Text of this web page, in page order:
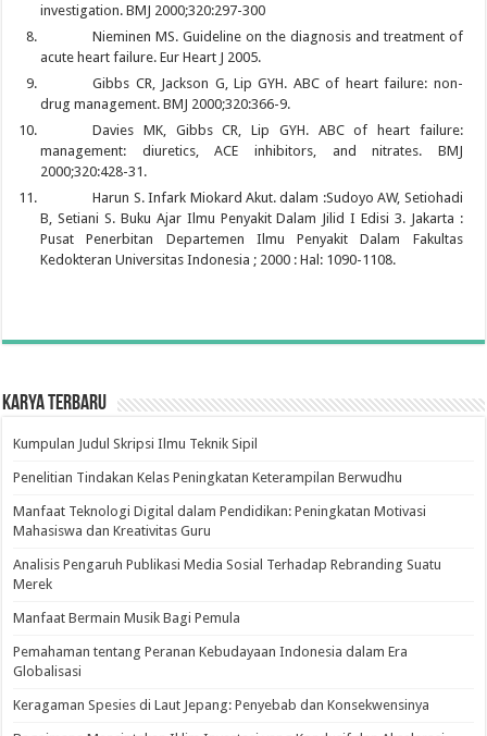
investigation. BMJ 2000;320:297-300
Nieminen MS. Guideline on the diagnosis and treatment of
acute heart failure. Eur Heart J 2005.
Gibbs CR, Jackson G, Lip GYH. ABC of heart failure: non-
drug management. BMJ 2000;320:366-9.
Davies MK, Gibbs CR, Lip GYH. ABC of heart failure:
management: diuretics, ACE inhibitors, and nitrates. BMJ
2000;320:428-31.
Harun S. Infark Miokard Akut. dalam :Sudoyo AW, Setiohadi
B, Setiani S. Buku Ajar Ilmu Penyakit Dalam Jilid I Edisi 3. Jakarta :
Pusat Penerbitan Departemen Ilmu Penyakit Dalam Fakultas
Kedokteran Universitas Indonesia ; 2000 : Hal: 1090-1108.
Karya Terbaru
Kumpulan Judul Skripsi Ilmu Teknik Sipil
Penelitian Tindakan Kelas Peningkatan Keterampilan Berwudhu
Manfaat Teknologi Digital dalam Pendidikan: Peningkatan Motivasi
Mahasiswa dan Kreativitas Guru
Analisis Pengaruh Publikasi Media Sosial Terhadap Rebranding Suatu
Merek
Manfaat Bermain Musik Bagi Pemula
Pemahaman tentang Peranan Kebudayaan Indonesia dalam Era
Globalisasi
Keragaman Spesies di Laut Jepang: Penyebab dan Konsekwensinya